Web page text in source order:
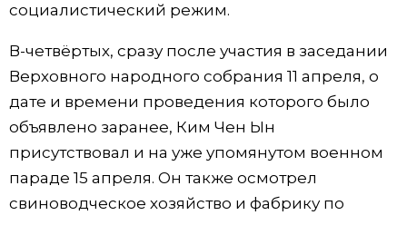
социалистический режим.
В-четвёртых, сразу после участия в заседании
Верховного народного собрания 11 апреля, о
дате и времени проведения которого было
объявлено заранее, Ким Чен Ын
присутствовал и на уже упомянутом военном
параде 15 апреля. Он также осмотрел
свиноводческое хозяйство и фабрику по